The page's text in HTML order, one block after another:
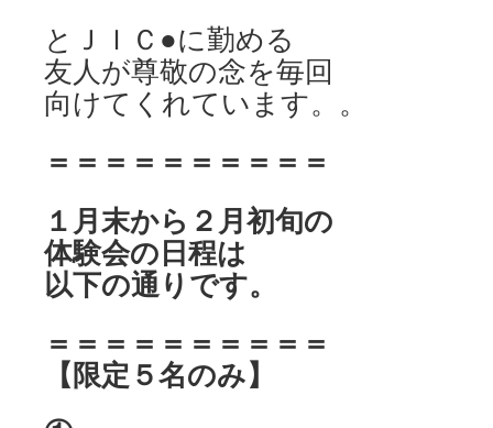
とＪＩＣ●に勤める
友人が尊敬の念を毎回
向けてくれています。。
＝＝＝＝＝＝＝＝＝＝
１月末から２月初旬の
体験会の日程は
以下の通りです。
＝＝＝＝＝＝＝＝＝＝
【限定５名のみ】